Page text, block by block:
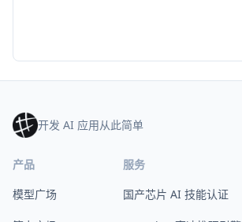
开发 AI 应用从此简单
产品
模型广场
服务
国产芯片 AI 技能认证